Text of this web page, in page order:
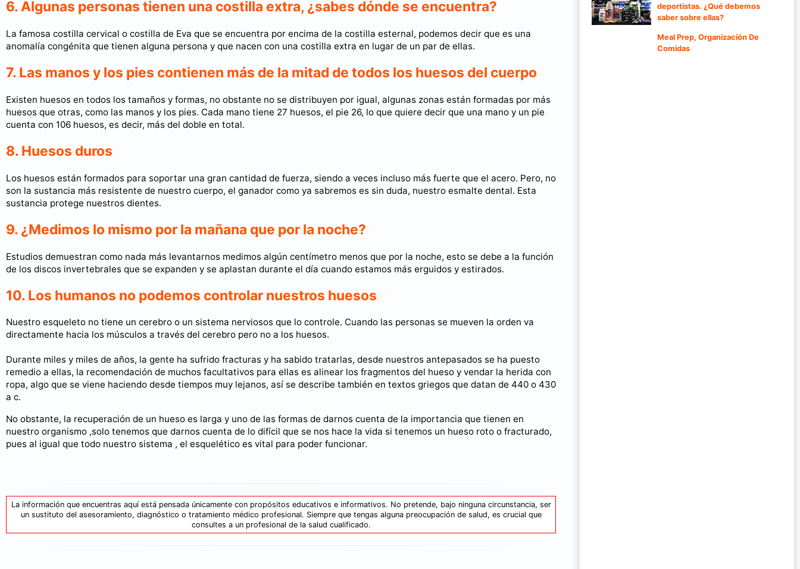
6. Algunas personas tienen una costilla extra, ¿sabes dónde se encuentra?
La famosa costilla cervical o costilla de Eva que se encuentra por encima de la costilla esternal, podemos decir que es una
anomalía congénita que tienen alguna persona y que nacen con una costilla extra en lugar de un par de ellas.
7. Las manos y los pies contienen más de la mitad de todos los huesos del cuerpo
Existen huesos en todos los tamaños y formas, no obstante no se distribuyen por igual, algunas zonas están formadas por más
huesos que otras, como las manos y los pies. Cada mano tiene 27 huesos, el pie 26, lo que quiere decir que una mano y un pie
cuenta con 106 huesos, es decir, más del doble en total.
8. Huesos duros
Los huesos están formados para soportar una gran cantidad de fuerza, siendo a veces incluso más fuerte que el acero. Pero, no
son la sustancia más resistente de nuestro cuerpo, el ganador como ya sabremos es sin duda, nuestro esmalte dental. Esta
sustancia protege nuestros dientes.
9. ¿Medimos lo mismo por la mañana que por la noche?
Estudios demuestran como nada más levantarnos medimos algún centímetro menos que por la noche, esto se debe a la función
de los discos invertebrales que se expanden y se aplastan durante el día cuando estamos más erguidos y estirados.
10. Los humanos no podemos controlar nuestros huesos
Nuestro esqueleto no tiene un cerebro o un sistema nerviosos que lo controle. Cuando las personas se mueven la orden va
directamente hacia los músculos a través del cerebro pero no a los huesos.
Durante miles y miles de años, la gente ha sufrido fracturas y ha sabido tratarlas, desde nuestros antepasados se ha puesto
remedio a ellas, la recomendación de muchos facultativos para ellas es alinear los fragmentos del hueso y vendar la herida con
ropa, algo que se viene haciendo desde tiempos muy lejanos, así se describe también en textos griegos que datan de 440 o 430
a c.
No obstante, la recuperación de un hueso es larga y uno de las formas de darnos cuenta de la importancia que tienen en
nuestro organismo ,solo tenemos que darnos cuenta de lo difícil que se nos hace la vida si tenemos un hueso roto o fracturado,
pues al igual que todo nuestro sistema , el esquelético es vital para poder funcionar.
La información que encuentras aquí está pensada únicamente con propósitos educativos e informativos. No pretende, bajo ninguna circunstancia, ser
un sustituto del asesoramiento, diagnóstico o tratamiento médico profesional. Siempre que tengas alguna preocupación de salud, es crucial que
consultes a un profesional de la salud cualificado.
deportistas. ¿Qué debemos
saber sobre ellas?
Meal Prep, Organización De
Comidas